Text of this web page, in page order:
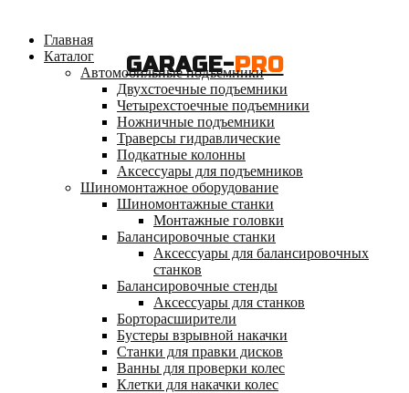
GARAGE-PRO
Главная
Каталог
Автомобильные подъемники
Двухстоечные подъемники
Четырехстоечные подъемники
Ножничные подъемники
Траверсы гидравлические
Подкатные колонны
Аксессуары для подъемников
Шиномонтажное оборудование
Шиномонтажные станки
Монтажные головки
Балансировочные станки
Аксессуары для балансировочных
станков
Балансировочные стенды
Аксессуары для станков
Борторасширители
Бустеры взрывной накачки
Станки для правки дисков
Ванны для проверки колес
Клетки для накачки колес